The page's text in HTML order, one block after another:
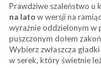
Prawdziwe szaleństwo u
na latow wersji na
wyraźnie oddzielonym w
puszczonym dołem
Wybierz zwłaszcza
w serek, który świetnie